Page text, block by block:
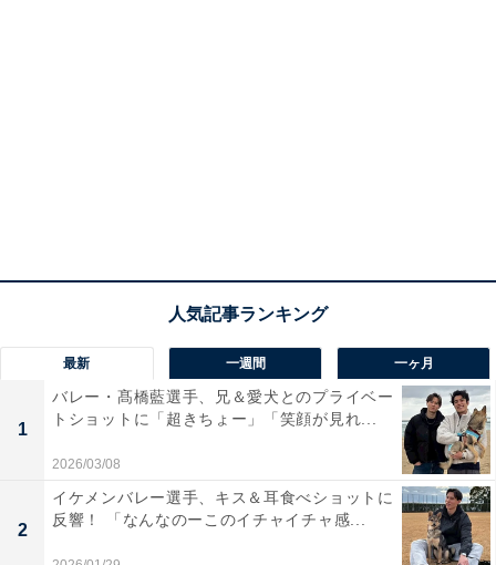
最新 一週間 一ヶ月
1
バレー・髙橋藍選手、兄＆愛犬とのプライベー
トショットに「超きちょー」「笑顔が見れ...
2026/03/08
2
イケメンバレー選手、キス＆耳食べショットに
反響！ 「なんなのーこのイチャイチャ感...